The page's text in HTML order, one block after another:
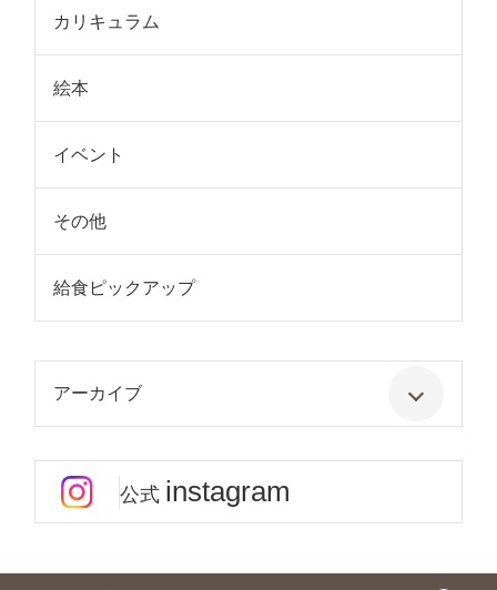
カリキュラム
絵本
イベント
その他
給食ピックアップ
アーカイブ
公式 instagram